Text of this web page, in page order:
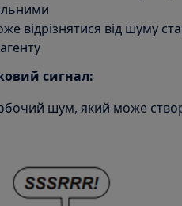
відрізнятися від шуму
сигнал:
шум, який може